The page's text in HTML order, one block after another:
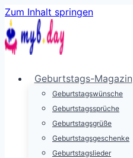
Zum Inhalt springen
Geburtstags-Magazin
Geburtstagswünsche
Geburtstagssprüche
Geburtstagsgrüße
Geburtstagsgeschenke
Geburtstagslieder